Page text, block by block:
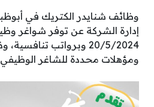
وظائف شنايدر الكتريك في
إدارة الشركة عن توفر شواغر
20/5/2024 وبرواتب
ومؤهلات محددة للشاغر الوظيفي